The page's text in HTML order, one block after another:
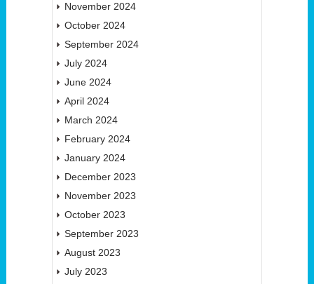
November 2024
October 2024
September 2024
July 2024
June 2024
April 2024
March 2024
February 2024
January 2024
December 2023
November 2023
October 2023
September 2023
August 2023
July 2023